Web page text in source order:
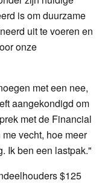
is om duurzame
uit te voeren en
onze
met een nee,
aangekondigd om
met de Financial
vecht, hoe meer
Ik ben een lastpak."
$125